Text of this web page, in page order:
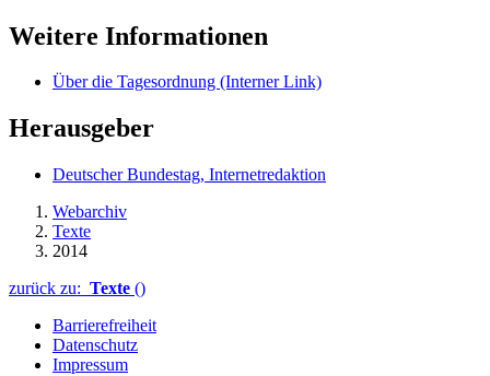
Weitere Informationen
Über die Tagesordnung (Interner Link)
Herausgeber
Deutscher Bundestag, Internetredaktion
Webarchiv
Texte
2014
zurück zu: Texte ()
Barrierefreiheit
Datenschutz
Impressum